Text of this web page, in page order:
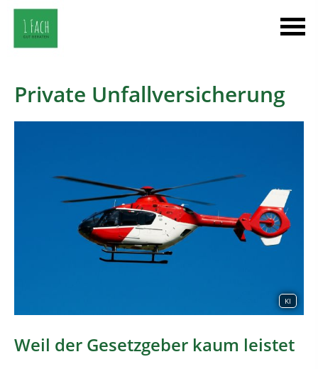
Private Unfallversicherung
KI
Weil der Gesetzgeber kaum leistet